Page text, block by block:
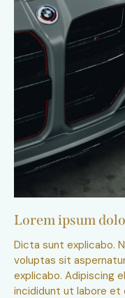
Lorem ipsum
Dicta sunt explicabo.
voluptas sit
explicabo. Adipiscing
incididunt ut labore et